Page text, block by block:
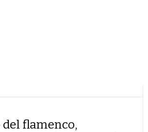
flamenco,